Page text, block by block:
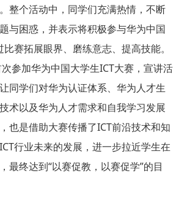
整个活动中，同学们充满热情，不断
与困惑，并表示将积极参与华为中国
赛拓展眼界、磨练意志、提高技能。
参加华为中国大学生ICT大赛，宣讲活
同学们对华为认证体系、华为人才生
术以及华为人才需求和自我学习发展
也是借助大赛传播了ICT前沿技术和知
行业未来的发展，进一步拉近学生在
最终达到“以赛促教，以赛促学”的目